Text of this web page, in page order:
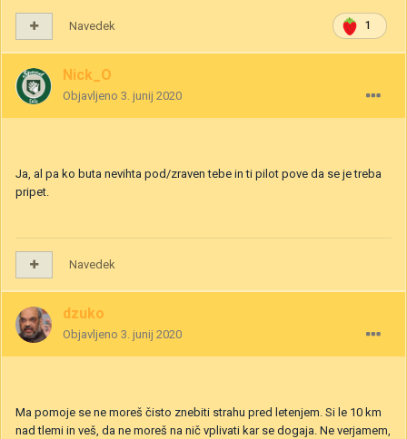
1
Navedek
Nick_O
Objavljeno 3. junij 2020
Ja, al pa ko buta nevihta pod/zraven tebe in ti pilot pove da se je treba
pripet.
Navedek
dzuko
Objavljeno 3. junij 2020
Ma pomoje se ne moreš čisto znebiti strahu pred letenjem. Si le 10 km
nad tlemi in veš, da ne moreš na nič vplivati kar se dogaja. Ne verjamem,